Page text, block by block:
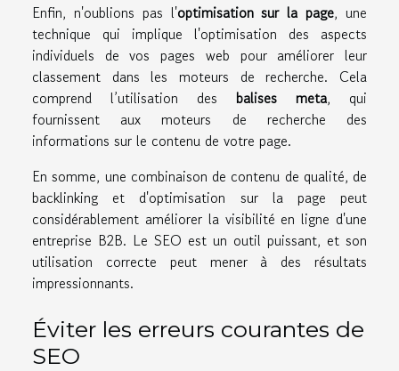
Enfin, n'oublions pas l'optimisation sur la page, une
technique qui implique l'optimisation des aspects
individuels de vos pages web pour améliorer leur
classement dans les moteurs de recherche. Cela
comprend l’utilisation des balises meta, qui
fournissent aux moteurs de recherche des
informations sur le contenu de votre page.
En somme, une combinaison de contenu de qualité, de
backlinking et d'optimisation sur la page peut
considérablement améliorer la visibilité en ligne d'une
entreprise B2B. Le SEO est un outil puissant, et son
utilisation correcte peut mener à des résultats
impressionnants.
Éviter les erreurs courantes de
SEO